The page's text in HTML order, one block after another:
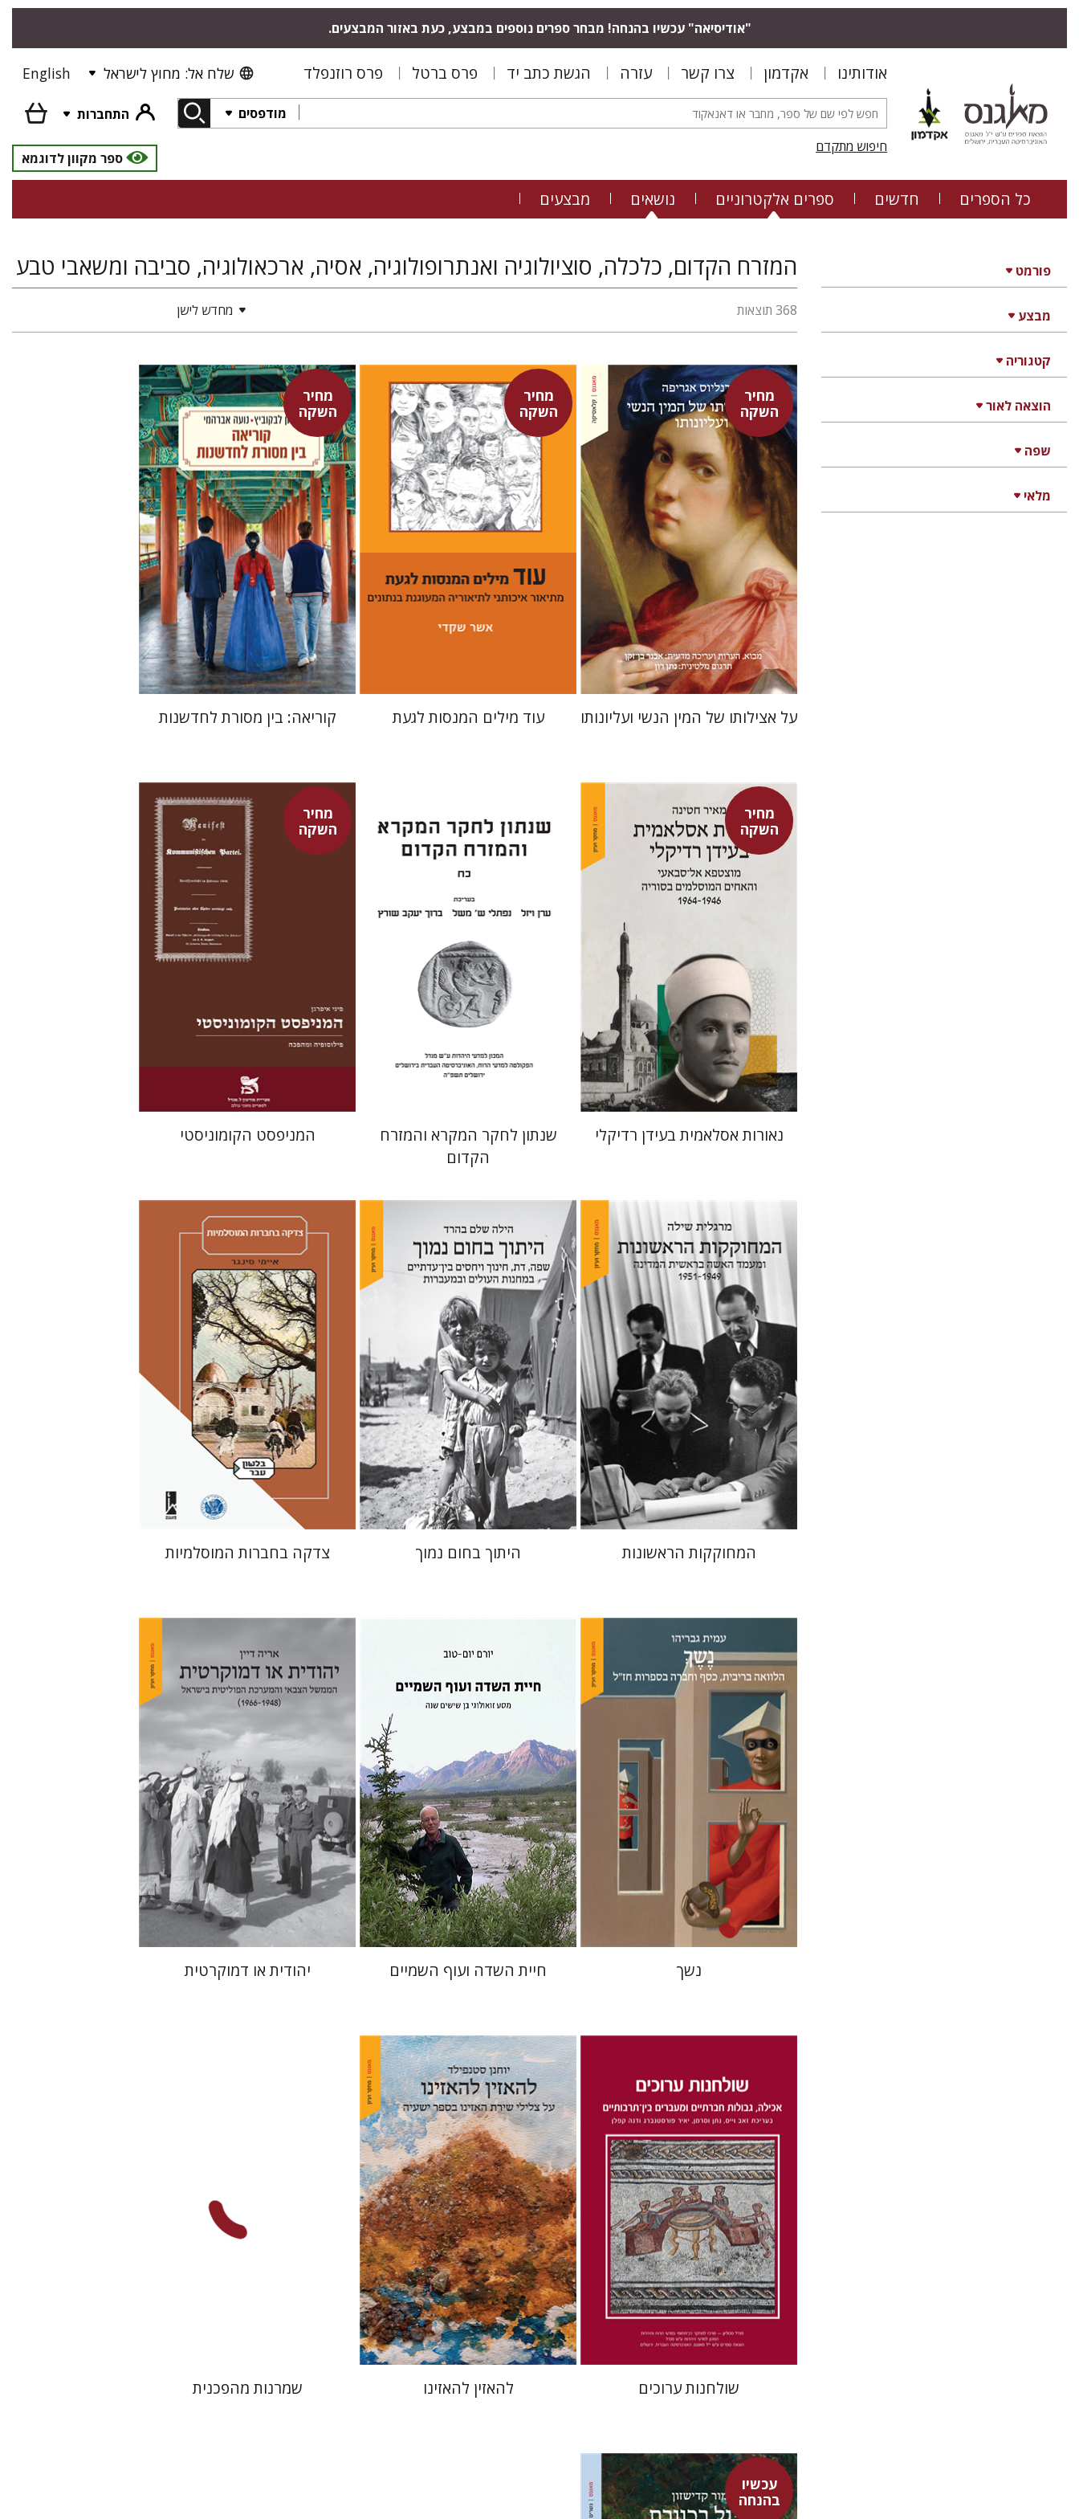
"אודיסיאה" עכשיו בהנחה! מבחר ספרים נוספים במבצע, כעת באזור המבצעים.
אודותינו אקדמון צרו קשר עזרה הגשת כתב יד פרס ברטל פרס רוזנפלד שלח אל: מחוץ לישראל English
מודפסים
התחברות
חיפוש מתקדם
ספר מקוון לדוגמא
כל הספרים חדשים ספרים אלקטרוניים נושאים מבצעים
פורמט
מבצע
קטגוריה
הוצאה לאור
שפה
מלאי
המזרח הקדום, כלכלה, סוציולוגיה ואנתרופולוגיה, אסיה, ארכאולוגיה, סביבה ומשאבי טבע
368 תוצאות מחדש לישן
מחיר
השקה
היינריך קורנליוס אגריפה
אבנר בן-זקן
נתן רון
מחיר השקה
$31
$22
על אצילותו של המין הנשי ועליונותו
מחיר
השקה
אשר שקדי
עוד מילים המנסות לגעת
מחיר
השקה
אלון לבקוביץ נועה אברהמי
מחיר השקה
$35
$24
קוריאה: בין מסורת לחדשנות
מחיר
השקה
מאיר חטינה
מחיר השקה
$24
נאורות אסלאמית בעידן רדיקלי
ערן ויזל נפתלי ש' משל
ברוך
$46
$41
שנתון לחקר המקרא והמזרח
הקדום
מחיר
השקהפיני איפרגן
מחיר השקה
המניפסט הקומוניסטי
מרגלית שילה
הנחת אתר ספר מודפס
$42
$38
המחוקקות הראשונות
הילה שלם בהרד
הנחת אתר ספר מודפס
$46
$41
היתוך בחום נמוך
איימי סינגר
יצחק חן
אבנר גלעדי
מירי
אליאב-פלדון
רענן ריין
דורון מגן
הנחת אתר ספר מודפס
$46
$41
צדקה בחברות המוסלמיות
עמית גבריהו
הנחת אתר ספר מודפס
$42
$38
נשך
הנחת אתר ספר מודפס
$61
$55
חיית השדה ועוף השמיים
אריה דיין
הנחת אתר ספר מודפס
$35
$32
יהודית או דמוקרטית
דנה קפלן נתן וסרמן
זאב וייס
יאיר פורסטנברג
הנחת אתר ספר מודפס
$46
$41
שולחנות ערוכים
יוחנן סטנפילד
הנחת אתר ספר מודפס
$53
$48
להאזין להאזינו שמרנות מהפכנית
עכשיו
בהנחהמור קדישזון